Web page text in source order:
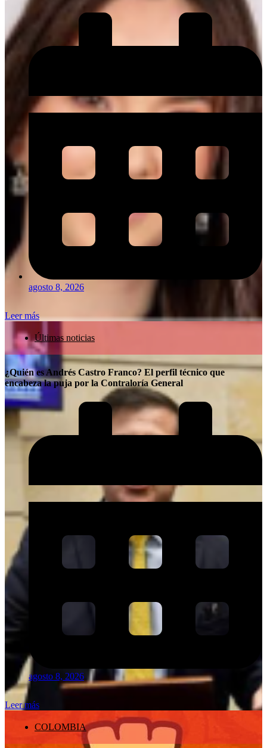
agosto 8, 2026
Leer más
Últimas noticias
¿Quién es Andrés Castro Franco? El perfil técnico que
encabeza la puja por la Contraloría General
agosto 8, 2026
Leer más
COLOMBIA